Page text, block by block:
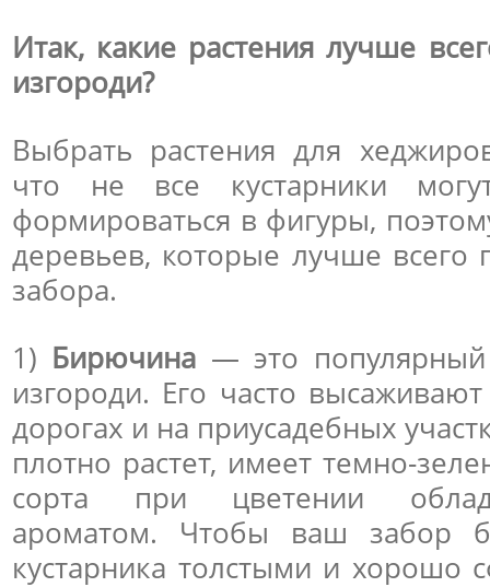
Итак, какие растения лучше
изгороди?
Выбрать растения для
что не все кустарники
формироваться в фигуры,
деревьев, которые лучше всего
забора.
1) Бирючина — это
изгороди. Его часто
дорогах и на приусадебных
плотно растет, имеет темно-
сорта при цветении
ароматом. Чтобы ваш забор
кустарника толстыми и хорошо